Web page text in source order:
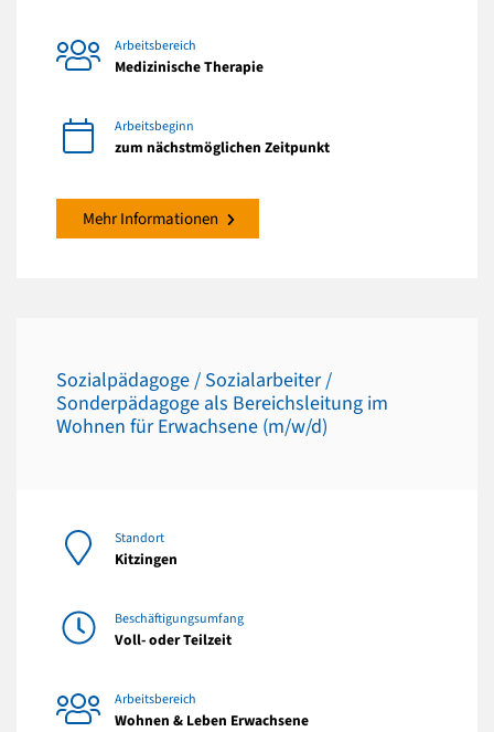
Arbeitsbereich
Medizinische Therapie
Arbeitsbeginn
zum nächstmöglichen Zeitpunkt
Mehr Informationen
Sozialpädagoge / Sozialarbeiter /
Sonderpädagoge als Bereichsleitung im
Wohnen für Erwachsene (m/w/d)
Standort
Kitzingen
Beschäftigungsumfang
Voll- oder Teilzeit
Arbeitsbereich
Wohnen & Leben Erwachsene